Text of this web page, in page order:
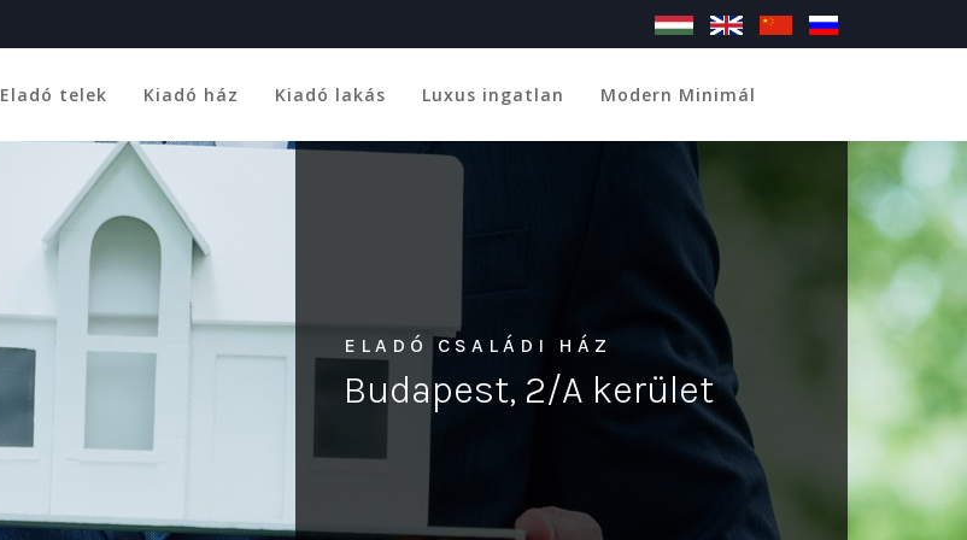
Eladó telek Kiadó ház Kiadó lakás Luxus ingatlan Modern Minimál
ELADÓ CSALÁDI HÁZ
Budapest, 2/A kerület